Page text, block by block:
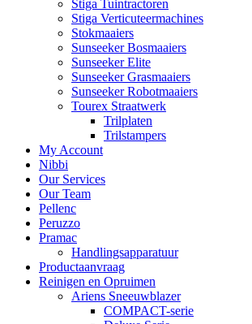
Stiga Tuintractoren
Stiga Verticuteermachines
Stokmaaiers
Sunseeker Bosmaaiers
Sunseeker Elite
Sunseeker Grasmaaiers
Sunseeker Robotmaaiers
Tourex Straatwerk
Trilplaten
Trilstampers
My Account
Nibbi
Our Services
Our Team
Pellenc
Peruzzo
Pramac
Handlingsapparatuur
Productaanvraag
Reinigen en Opruimen
Ariens Sneeuwblazer
COMPACT-serie